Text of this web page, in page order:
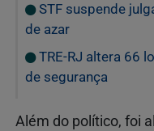
STF suspende
de azar
TRE-RJ altera 66
de segurança
Além do político, foi